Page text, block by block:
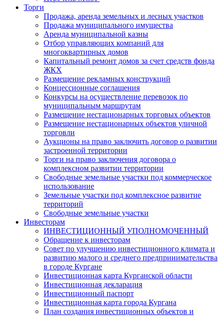
Торги
Продажа, аренда земельных и лесных участков
Продажа муниципального имущества
Аренда муниципальной казны
Отбор управляющих компаний для
многоквартирных домов
Капитальный ремонт домов за счет средств фонда
ЖКХ
Размещение рекламных конструкций
Концессионные соглашения
Конкурсы на осуществление перевозок по
муниципальным маршрутам
Размещение нестационарных торговых объектов
Размещение нестационарных объектов уличной
торговли
Аукционы на право заключить договор о развитии
застроенной территории
Торги на право заключения договора о
комплексном развитии территории
Свободные земельные участки под коммерческое
использование
Земельные участки под комплексное развитие
территорий
Свободные земельные участки
Инвесторам
ИНВЕСТИЦИОННЫЙ УПОЛНОМОЧЕННЫЙ
Обращение к инвесторам
Совет по улучшению инвестиционного климата и
развитию малого и среднего предпринимательства
в городе Кургане
Инвестиционная карта Курганской области
Инвестиционная декларация
Инвестиционный паспорт
Инвестиционная карта города Кургана
План создания инвестиционных объектов и